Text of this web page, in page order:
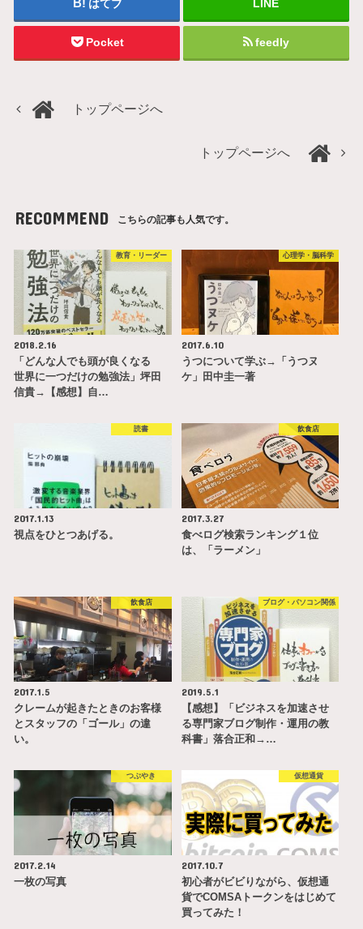
はてブ LINE
Pocket feedly
トップページへ
トップページへ
RECOMMEND こちらの記事も人気です。
教育・リーダー
2018.2.16
「どんな人でも頭が良くなる
世界に一つだけの勉強法」坪田
信貴→【感想】自…
心理学・脳科学
2017.6.10
うつについて学ぶ→「うつヌ
ケ」田中圭一著
読書
2017.1.13
視点をひとつあげる。
飲食店
2017.3.27
食べログ検索ランキング１位
は、「ラーメン」
飲食店
2017.1.5
クレームが起きたときのお客様
とスタッフの「ゴール」の違
い。
ブログ・パソコン関係
2019.5.1
【感想】「ビジネスを加速させ
る専門家ブログ制作・運用の教
科書」落合正和→…
つぶやき
2017.2.14
一枚の写真
仮想通貨
2017.10.7
初心者がビビりながら、仮想通
貨でCOMSAトークンをはじめて
買ってみた！